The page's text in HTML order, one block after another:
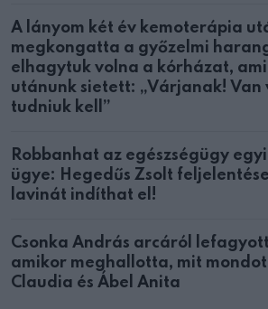
A lányom két év kemoterápia
megkongatta a győzelmi
elhagytuk volna a kórházat,
utánunk sietett: „Várjanak! Van
tudniuk kell”
Robbanhat az egészségügy
ügye: Hegedűs Zsolt
lavinát indíthat el!
Csonka András arcáról
amikor meghallotta, mit
Claudia és Ábel Anita